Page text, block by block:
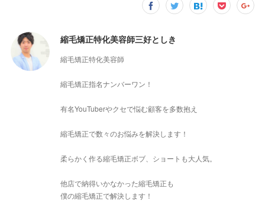
縮毛矯正特化美容師三好としき
縮毛矯正特化美容師
縮毛矯正指名ナンバーワン！
有名YouTuberやクセで悩む顧客を多数抱え
縮毛矯正で数々のお悩みを解決します！
柔らかく作る縮毛矯正ボブ、ショートも大人気。
他店で納得いかなかった縮毛矯正も
僕の縮毛矯正で解決します！